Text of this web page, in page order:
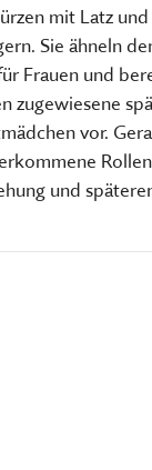
mit Latz
Sie ähneln
Frauen und
zugewiesene
vor.
und